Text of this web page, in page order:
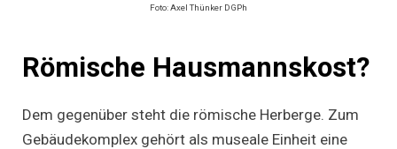
Foto: Axel Thünker DGPh
Römische Hausmannskost?
Dem gegenüber steht die römische Herberge. Zum
Gebäudekomplex gehört als museale Einheit eine